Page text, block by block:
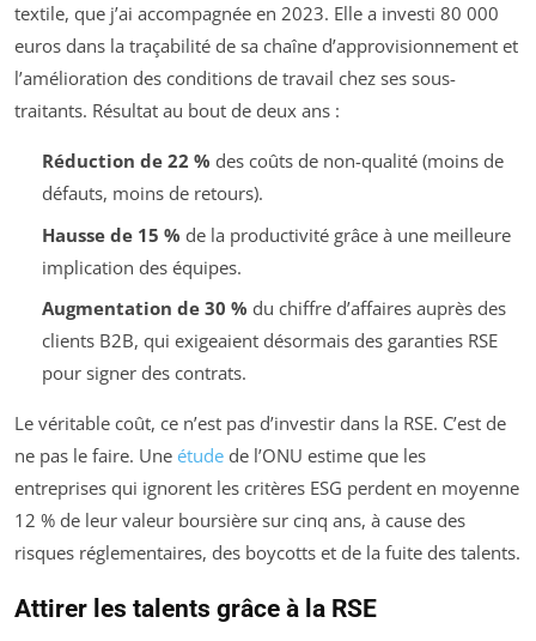
textile, que j’ai accompagnée en 2023. Elle a investi 80 000
euros dans la traçabilité de sa chaîne d’approvisionnement et
l’amélioration des conditions de travail chez ses sous-
traitants. Résultat au bout de deux ans :
Réduction de 22 % des coûts de non-qualité (moins de
défauts, moins de retours).
Hausse de 15 % de la productivité grâce à une meilleure
implication des équipes.
Augmentation de 30 % du chiffre d’affaires auprès des
clients B2B, qui exigeaient désormais des garanties RSE
pour signer des contrats.
Le véritable coût, ce n’est pas d’investir dans la RSE. C’est de
ne pas le faire. Une étude de l’ONU estime que les
entreprises qui ignorent les critères ESG perdent en moyenne
12 % de leur valeur boursière sur cinq ans, à cause des
risques réglementaires, des boycotts et de la fuite des talents.
Attirer les talents grâce à la RSE